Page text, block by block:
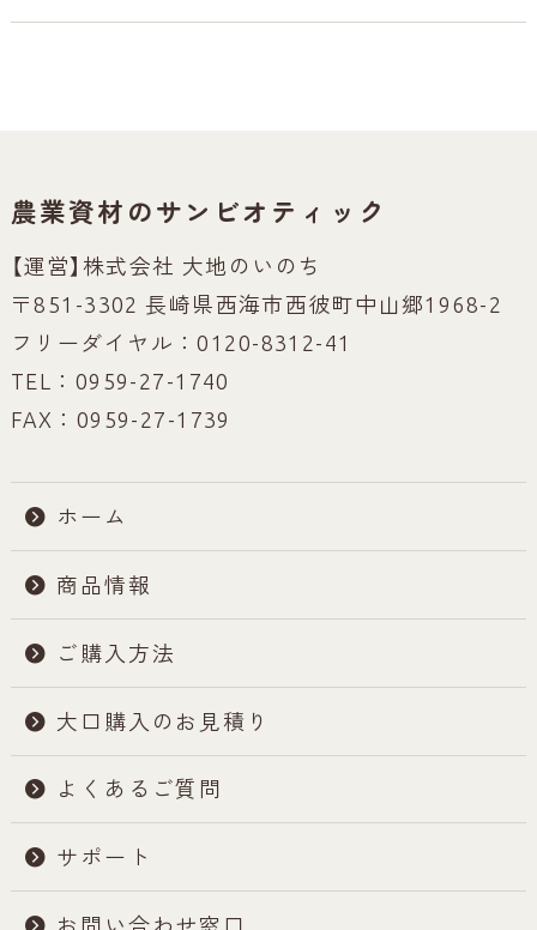
農業資材のサンビオティック
【運営】株式会社 大地のいのち
〒851-3302 長崎県西海市西彼町中山郷1968-2
フリーダイヤル：0120-8312-41
TEL：0959-27-1740
FAX：0959-27-1739
ホーム
商品情報
ご購入方法
大口購入のお見積り
よくあるご質問
サポート